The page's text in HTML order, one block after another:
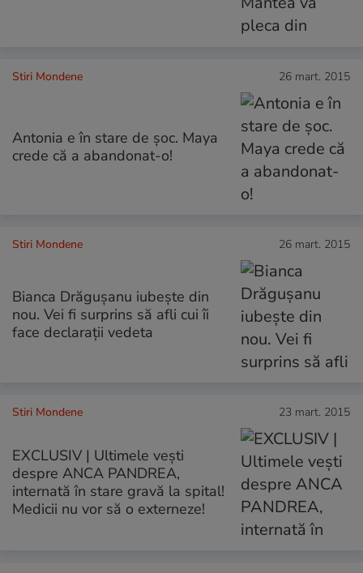
Stiri Mondene 26 mart. 2015
Antonia e în stare de șoc. Maya
crede că a abandonat-o!
Stiri Mondene 26 mart. 2015
Bianca Drăgușanu iubește din
nou. Vei fi surprins să afli cui îi
face declarații vedeta
Stiri Mondene 23 mart. 2015
EXCLUSIV | Ultimele vești
despre ANCA PANDREA,
internată în stare gravă la spital!
Medicii nu vor să o externeze!